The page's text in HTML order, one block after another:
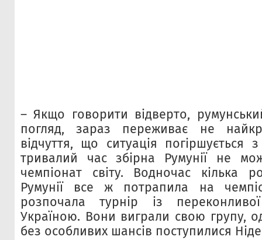
– Якщо говорити відверто,
погляд, зараз переживає не
відчуття, що ситуація
тривалий час збірна Румунії не
чемпіонат світу. Водночас кілька
Румунії все ж потрапила на
розпочала турнір із
Україною. Вони виграли свою групу,
без особливих шансів поступилися